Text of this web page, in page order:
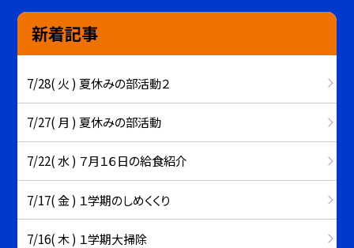
新着記事
7/28( 火 ) 夏休みの部活動２
7/27( 月 ) 夏休みの部活動
7/22( 水 ) ７月１６日の給食紹介
7/17( 金 ) １学期のしめくくり
7/16( 木 ) １学期大掃除